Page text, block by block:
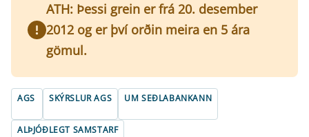
ATH: Þessi grein er frá 20. desember
2012 og er því orðin meira en 5 ára
gömul.
AGS SKÝRSLUR AGS UM SEÐLABANKANN
ALÞJÓÐLEGT SAMSTARF